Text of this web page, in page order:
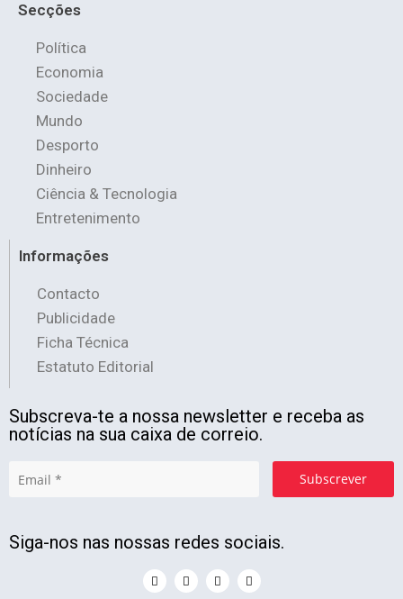
Secções
Política
Economia
Sociedade
Mundo
Desporto
Dinheiro
Ciência & Tecnologia
Entretenimento
Informações
Contacto
Publicidade
Ficha Técnica
Estatuto Editorial
Subscreva-te a nossa newsletter e receba as
notícias na sua caixa de correio.
Subscrever
Siga-nos nas nossas redes sociais.